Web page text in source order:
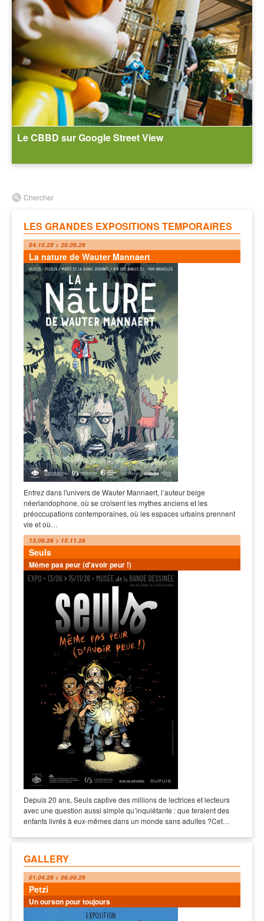
Le CBBD sur Google Street View
Chercher
LES GRANDES EXPOSITIONS TEMPORAIRES
04.10.25 > 20.09.26
La nature de Wauter Mannaert
Entrez dans l'univers de Wauter Mannaert, l’auteur belge
néerlandophone, où se croisent les mythes anciens et les
préoccupations contemporaines, où les espaces urbains prennent
vie et où…
13.06.26 > 15.11.26
Seuls
Même pas peur (d'avoir peur !)
Depuis 20 ans, Seuls captive des millions de lectrices et lecteurs
avec une question aussi simple qu’inquiétante : que feraient des
enfants livrés à eux-mêmes dans un monde sans adultes ?Cet…
GALLERY
01.04.26 > 06.09.26
Petzi
Un ourson pour toujours